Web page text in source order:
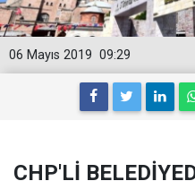
09:29
06 Mayıs 2019
CHP'Lİ